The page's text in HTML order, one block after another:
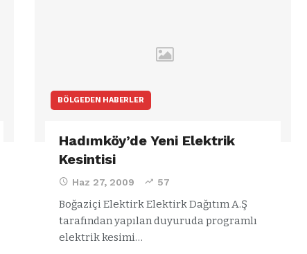
BÖLGEDEN HABERLER
Hadımköy’de Yeni Elektrik
Kesintisi
Haz 27, 2009 57
Boğaziçi Elektirk Elektirk Dağıtım A.Ş
tarafından yapılan duyuruda programlı
elektrik kesimi…